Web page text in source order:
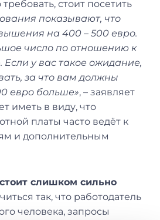
стоит посетить
показывают, что
на 400 – 500 евро.
число по отношению к
Если у вас такое ожидание,
за что вам должны
евро больше», – заявляет
иметь в виду, что
платы часто ведёт к
и дополнительным
слишком сильно
так, что работодатель
человека, запросы